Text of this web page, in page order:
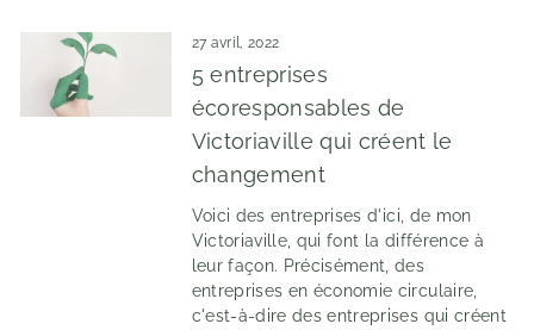
27 avril, 2022
5 entreprises
écoresponsables de
Victoriaville qui créent le
changement
Voici desentreprises d'ici, de mon
Victoriaville, qui font la différence à
leur façon. Précisément, des
entreprises en économie circulaire,
c'est-à-dire des entreprises qui créent